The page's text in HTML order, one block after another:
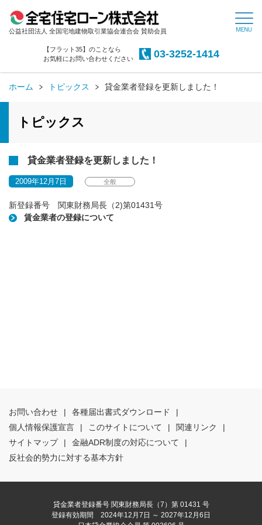
公益社団法人 全国宅地建物取引業協会連合会 賛助会員
【フラット35】のことなら
お気軽にお問い合わせください
03-3252-1414
ホーム トピックス 貸金業者登録を更新しました！
トピックス
貸金業者登録を更新しました！
2009年12月7日 全般
新登録番号 関東財務局長（2)第01431号
賃金業者の登録について
お問い合わせ | 各種届出書式ダウンロード
|
個人情報保護宣言
| このサイトについて | 関連リンク
|
サイトマップ
| 金融ADR制度の対応について
|
反社会的勢力に対する基本方針
貸金業者登録番号 関東財務局長（7）第 01431 号
登録有効期間 2024年12月7日 ～ 2027年12月6日